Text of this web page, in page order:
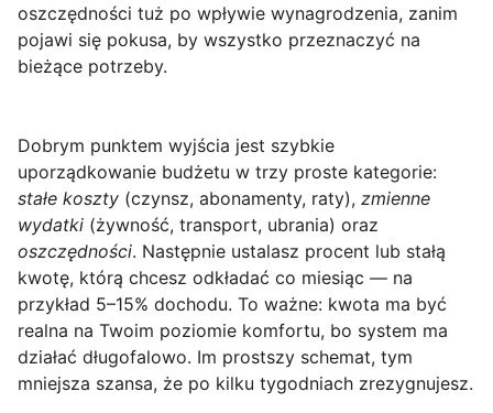
oszczędności tuż po wpływie wynagrodzenia, zanim
pojawi się pokusa, by wszystko przeznaczyć na
bieżące potrzeby.
Dobrym punktem wyjścia jest szybkie
uporządkowanie budżetu w trzy proste kategorie:
stałe koszty (czynsz, abonamenty, raty), zmienne
wydatki (żywność, transport, ubrania) oraz
oszczędności. Następnie ustalasz procent lub stałą
kwotę, którą chcesz odkładać co miesiąc — na
przykład 5–15% dochodu. To ważne: kwota ma być
realna na Twoim poziomie komfortu, bo system ma
działać długofalowo. Im prostszy schemat, tym
mniejsza szansa, że po kilku tygodniach zrezygnujesz.